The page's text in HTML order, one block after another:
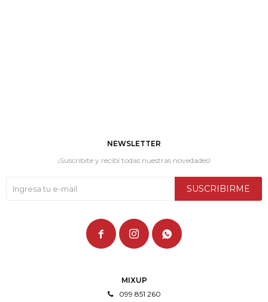
MIXUP
099 851 260
NEWSLETTER
¡Suscribite y recibí todas nuestras novedades!
SUSCRIBIRME
  